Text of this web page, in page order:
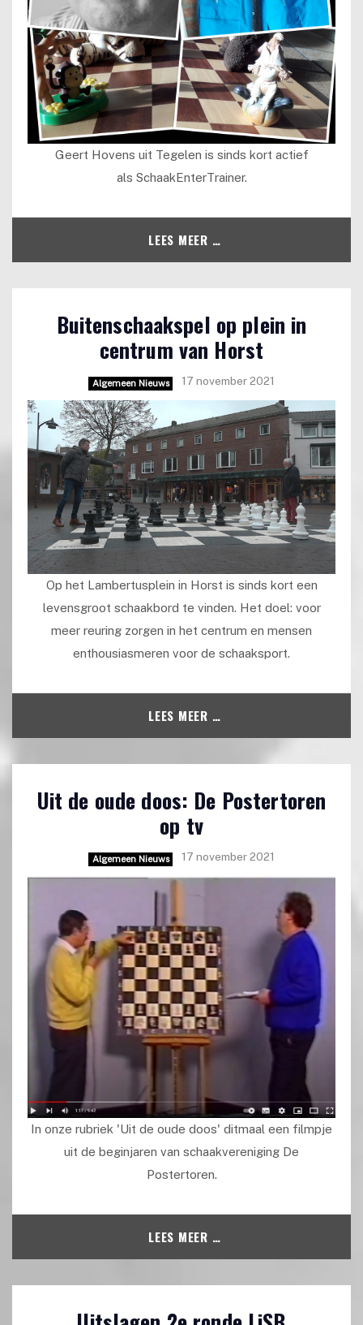
Geert Hovens uit Tegelen is sinds kort actief
als SchaakEnterTrainer.
LEES MEER …
Buitenschaakspel op plein in
centrum van Horst
Algemeen Nieuws 17 november 2021
Op het Lambertusplein in Horst is sinds kort een
levensgroot schaakbord te vinden. Het doel: voor
meer reuring zorgen in het centrum en mensen
enthousiasmeren voor de schaaksport.
LEES MEER …
Uit de oude doos: De Postertoren
op tv
Algemeen Nieuws 17 november 2021
In onze rubriek 'Uit de oude doos' ditmaal een filmpje
uit de beginjaren van schaakvereniging De
Postertoren.
LEES MEER …